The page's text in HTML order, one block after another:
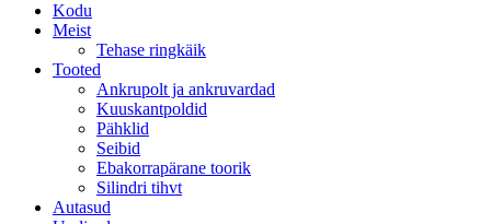
Kodu
Meist
Tehase ringkäik
Tooted
Ankrupolt ja ankruvardad
Kuuskantpoldid
Pähklid
Seibid
Ebakorrapärane toorik
Silindri tihvt
Autasud